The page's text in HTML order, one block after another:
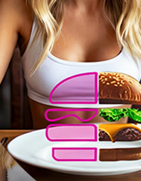
в талии за неделю?